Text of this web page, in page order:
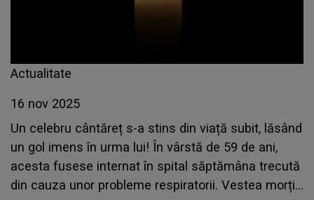
Actualitate
16 nov 2025
Un celebru cântăreț s-a stins din viață subit, lăsând
un gol imens în urma lui! În vârstă de 59 de ani,
acesta fusese internat în spital săptămâna trecută
din cauza unor probleme respiratorii. Vestea morții